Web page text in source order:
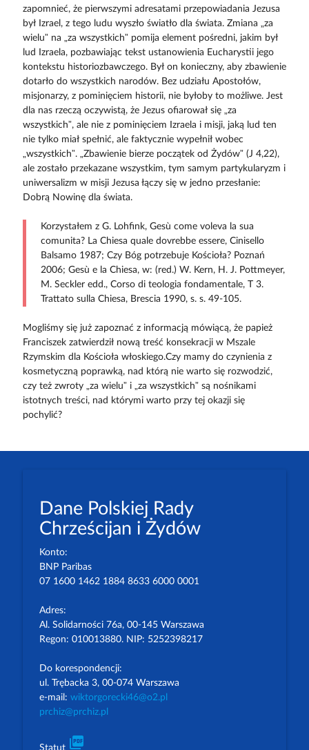
zapomnieć, że pierwszymi adresatami przepowiadania Jezusa
był Izrael, z tego ludu wyszło światło dla świata. Zmiana „za
wielu” na „za wszystkich” pomija element pośredni, jakim był
lud Izraela, pozbawiając tekst ustanowienia Eucharystii jego
kontekstu historiozbawczego. Był on konieczny, aby zbawienie
dotarło do wszystkich narodów. Bez udziału Apostołów,
misjonarzy, z pominięciem historii, nie byłoby to możliwe. Jest
dla nas rzeczą oczywistą, że Jezus ofiarował się „za
wszystkich”, ale nie z pominięciem Izraela i misji, jaką lud ten
nie tylko miał spełnić, ale faktycznie wypełnił wobec
„wszystkich”. „Zbawienie bierze początek od Żydów” (J 4,22),
ale zostało przekazane wszystkim, tym samym partykularyzm i
uniwersalizm w misji Jezusa łączy się w jedno przesłanie:
Dobrą Nowinę dla świata.
Korzystałem z G. Lohfink, Gesù come voleva la sua
comunita? La Chiesa quale dovrebbe essere, Cinisello
Balsamo 1987; Czy Bóg potrzebuje Kościoła? Poznań
2006; Gesù e la Chiesa, w: (red.) W. Kern, H. J. Pottmeyer,
M. Seckler edd., Corso di teologia fondamentale, T 3.
Trattato sulla Chiesa, Brescia 1990, s. s. 49-105.
Mogliśmy się już zapoznać z informacją mówiącą, że papież
Franciszek zatwierdził nową treść konsekracji w Mszale
Rzymskim dla Kościoła włoskiego.Czy mamy do czynienia z
kosmetyczną poprawką, nad którą nie warto się rozwodzić,
czy też zwroty „za wielu” i „za wszystkich” są nośnikami
istotnych treści, nad którymi warto przy tej okazji się
pochylić?
Dane Polskiej Rady
Chrześcijan i Żydów
Konto:
BNP Paribas
07 1600 1462 1884 8633 6000 0001
Adres:
Al. Solidarności 76a, 00-145 Warszawa
Regon: 010013880. NIP: 5252398217
Do korespondencji:
ul. Trębacka 3, 00-074 Warszawa
e-mail: wiktorgorecki46@o2.pl
prchiz@prchiz.pl
picture_as_pdf